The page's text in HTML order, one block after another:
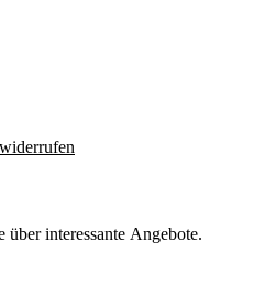
interessante Angebote.